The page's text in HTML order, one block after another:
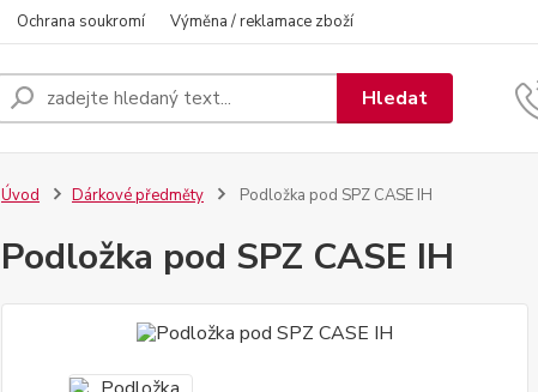
Ochrana soukromí Výměna / reklamace zboží
Hledat
Úvod Dárkové předměty Podložka pod SPZ CASE IH
Podložka pod SPZ CASE IH